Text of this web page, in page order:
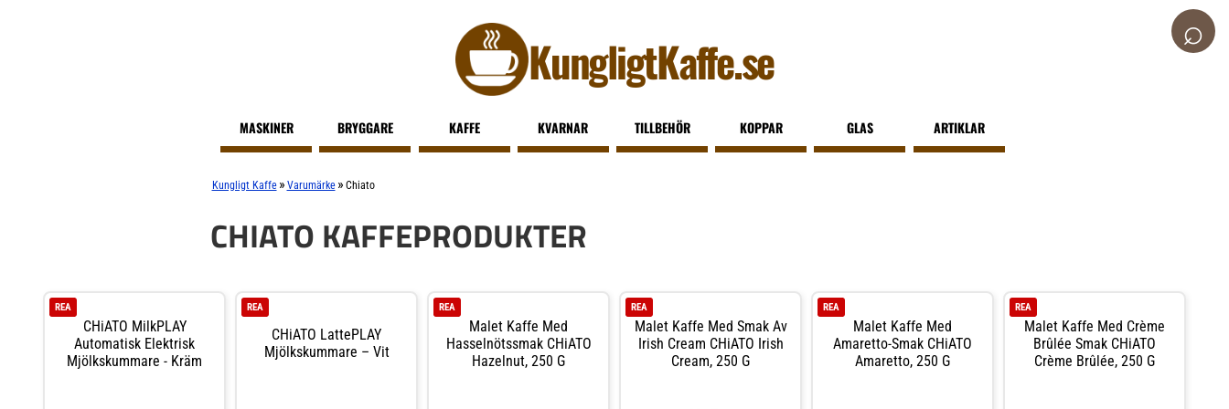
KungligtKaffe.se ⌕
MASKINER BRYGGARE KAFFE KVARNAR TILLBEHÖR KOPPAR GLAS ARTIKLAR
Kungligt Kaffe » Varumärke » Chiato
CHIATO KAFFEPRODUKTER
CHiATO MilkPLAY
Automatisk Elektrisk
Mjölkskummare - Kräm
REA
CHiATO LattePLAY
Mjölkskummare – Vit
REA
Malet Kaffe Med
Hasselnötssmak CHiATO
Hazelnut, 250 G
REA
Malet Kaffe Med Smak Av
Irish Cream CHiATO Irish
Cream, 250 G
REA
Malet Kaffe Med
Amaretto-Smak CHiATO
Amaretto, 250 G
REA
Malet Kaffe Med Crème
Brûlée Smak CHiATO
Crème Brûlée, 250 G
REA